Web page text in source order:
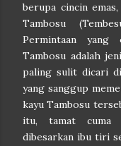
berupa cincin
Tambosu
Permintaan yang
Tambosu adalah
paling sulit dicari
yang sanggup
kayu Tambosu
itu, tamat cuma
dibesarkan ibu tiri